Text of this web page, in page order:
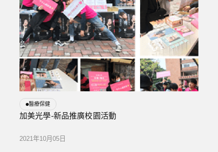
醫療保健
加美光學-新品推廣校園活動
2021年10月05日